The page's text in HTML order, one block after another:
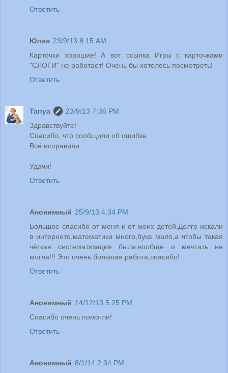
Ответить
Юлия 23/9/13 8:15 AM
Карточки хорошие! А вот ссылка Игры с карточками
"СЛОГИ" не работает! Очень бы хотелось посмотреть!
Ответить
Tanya
23/9/13 7:36 PM
Здравствуйте!
Спасибо, что сообщили об ошибке.
Всё исправили.
Удачи!
Ответить
Анонимный 25/9/13 4:34 PM
Большое спасибо от меня и от моих детей.Долго искали
в интернете,математики много,букв мало,а чтобы такая
чёткая систематизация была,вообще и мечтать не
могла!!! Это очень большая работа,спасибо!
Ответить
Анонимный 14/12/13 5:25 PM
Спасибо очень помогли!
Ответить
Анонимный 8/1/14 2:34 PM